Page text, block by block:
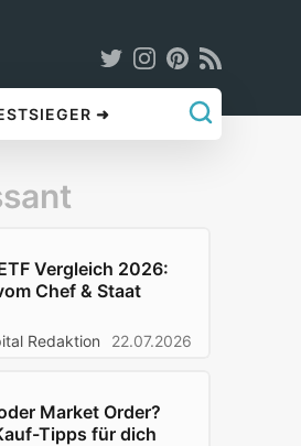
➜
Vergleich 2026:
Chef & Staat
Redaktion 22.07.2026
Market Order?
Tipps für dich